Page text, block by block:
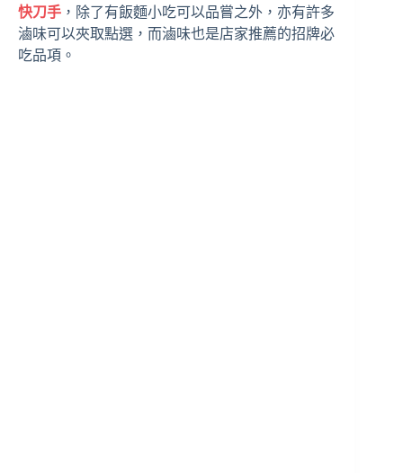
快刀手 ，除了有飯麵小吃可以品嘗之外，亦有許多
滷味可以夾取點選，而滷味也是店家推薦的招牌必
吃品項。